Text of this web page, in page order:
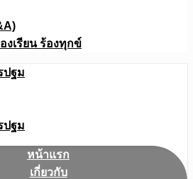
งเรียน ร้องทุกข์
หน้าแรก
เกี่ยวกับ